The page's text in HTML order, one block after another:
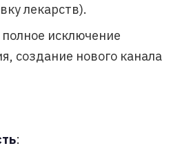
лекарств).
исключение
создание нового канала
: